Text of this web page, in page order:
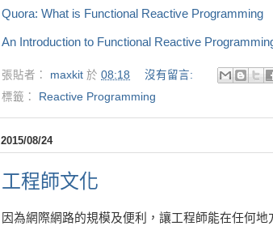
Quora: What is Functional Reactive Programming
An Introduction to Functional Reactive
張貼者： maxkit 於 08:18
沒有留言:
標籤：
Reactive Programming
2015/08/24
工程師文化
因為網際網路的規模及便利，讓工程師能在任何